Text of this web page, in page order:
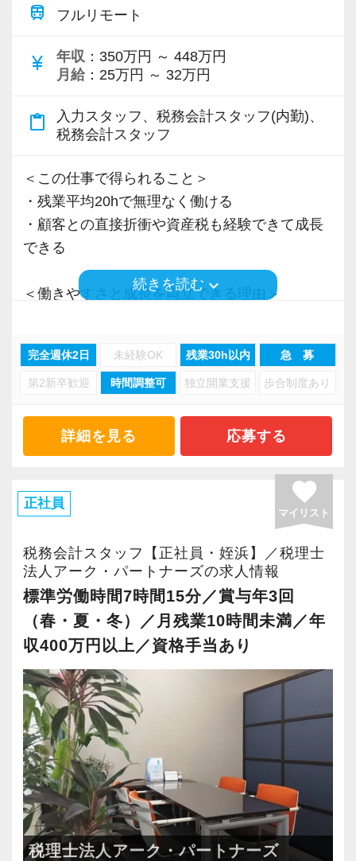
train フルリモート
currency_yen 年収 ：350万円 ～ 448万円
月給 ：25万円 ～ 32万円
content_paste
入力スタッフ、税務会計スタッフ(内勤)、
税務会計スタッフ
＜この仕事で得られること＞
・残業平均20hで無理なく働ける
・顧客との直接折衝や資産税も経験できて成長
できる
＜働きやすさと成長を両立できる理由＞
・顧客対応や提案業務に集中可能
・資産税や相続など専門性の高い案件あり
・経験値が自然と積み上がる環境
・有給取得率90％以上
・繁忙期も月30～40h程度
・男性の育休取得率100％
・テレワーク導入済み
・全席デュアルモニタ完備
・クライアント2500社以上
・9割が紹介の安定基盤
・一般企業～医療・学校法人まで対応
・個人～大企業まで幅広く経験可能
・税務顧問＋資産税に関与
・相続／事業承継／M&Aにも対応
＜成長中の税理士法人＞
続きを読むkeyboard_arrow_down
完全週休2日 未経験OK 残業30h以内 急 募
第2新卒歓迎 時間調整可 独立開業支援 歩合制度あり
詳細を見る 応募する
正社員 favorite
マイリスト
税務会計スタッフ【正社員・姪浜】／税理士
法人アーク・パートナーズの求人情報
標準労働時間7時間15分／賞与年3回
（春・夏・冬）／月残業10時間未満／年
収400万円以上／資格手当あり
税理士法人アーク・パートナーズ